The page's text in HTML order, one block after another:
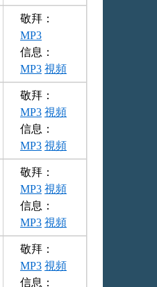
敬拜：
MP3
信息：
MP3 視頻
敬拜：
MP3 視頻
信息：
MP3 視頻
敬拜：
MP3 視頻
信息：
MP3 視頻
敬拜：
MP3 視頻
信息：